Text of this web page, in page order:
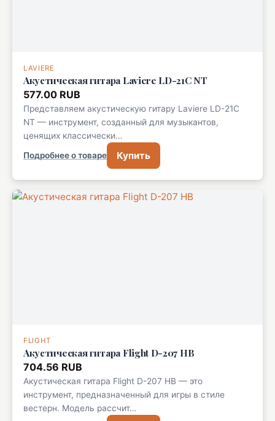
LAVIERE
Акустическая гитара Laviere LD-21C NT
577.00 RUB
Представляем акустическую гитару Laviere LD-21C
NT — инструмент, созданный для музыкантов,
ценящих классически…
Подробнее о товаре Купить
FLIGHT
Акустическая гитара Flight D-207 HB
704.56 RUB
Акустическая гитара Flight D-207 HB — это
инструмент, предназначенный для игры в стиле
вестерн. Модель рассчит…